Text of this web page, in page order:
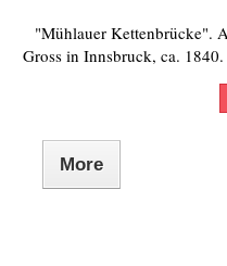
"Mühlauer Kettenbrücke".
Gross in Innsbruck, ca.
More